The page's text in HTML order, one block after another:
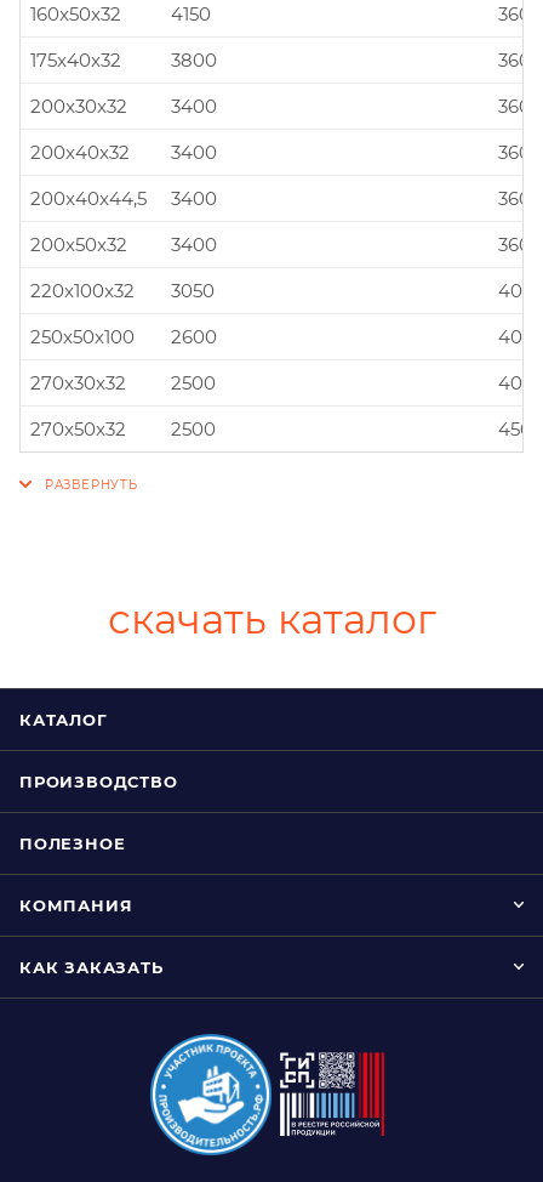
160x50x32
4150
175x40x32
3800
200x30x32
3400
200x40x32
3400
200x40x44,5
3400
200x50x32
3400
220x100x32
3050
250x50x100
2600
270x30x32
2500
270x50x32
2500
скачать каталог
КАТАЛОГ
ПРОИЗВОДСТВО
ПОЛЕЗНОЕ
КОМПАНИЯ
КАК ЗАКАЗАТЬ